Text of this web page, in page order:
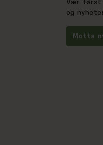
Vær først
og
Motta